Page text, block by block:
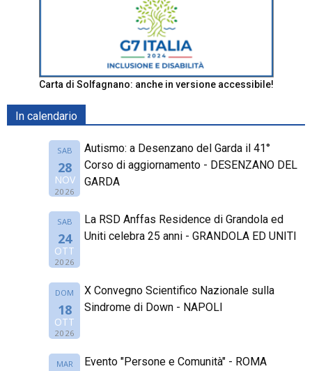
Carta di Solfagnano: anche in versione accessibile!
In calendario
SAB
28
NOV
2026
Autismo: a Desenzano del Garda il 41°
Corso di aggiornamento - DESENZANO DEL
GARDA
SAB
24
OTT
2026
La RSD Anffas Residence di Grandola ed
Uniti celebra 25 anni - GRANDOLA ED UNITI
DOM
18
OTT
2026
X Convegno Scientifico Nazionale sulla
Sindrome di Down - NAPOLI
MAR Evento "Persone e Comunità" - ROMA